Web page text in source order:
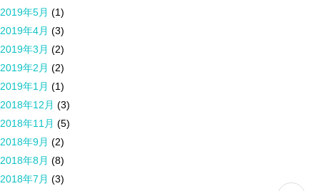
2019年5月 (1)
2019年4月 (3)
2019年3月 (2)
2019年2月 (2)
2019年1月 (1)
2018年12月 (3)
2018年11月 (5)
2018年9月 (2)
2018年8月 (8)
2018年7月 (3)